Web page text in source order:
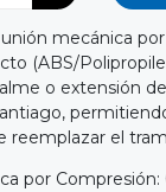
mecánica
(ABS/
o extensión
reemplazar el
por